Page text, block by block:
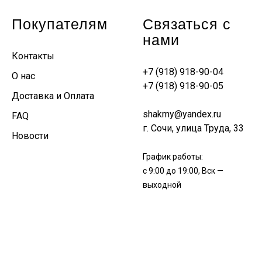
Покупателям
Контакты
О нас
Доставка и Оплата
FAQ
Новости
Связаться с
нами
+7 (918) 918-90-04
+7 (918) 918-90-05
shakmy@yandex.ru
г. Сочи, улица Труда, 33
График работы:
с 9:00 до 19:00, Вск —
выходной